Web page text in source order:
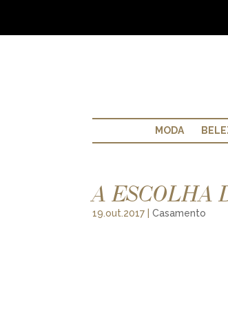
MODA
A ESCOLHA
19.out.2017 |Casamento